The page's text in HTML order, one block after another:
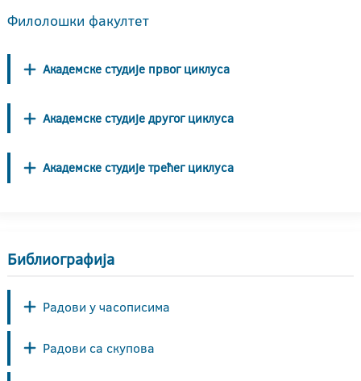
Филолошки факултет
Академске студије првог циклуса
Академске студије другог циклуса
Академске студије трећег циклуса
Библиографија
Радови у часописима
Радови са скупова